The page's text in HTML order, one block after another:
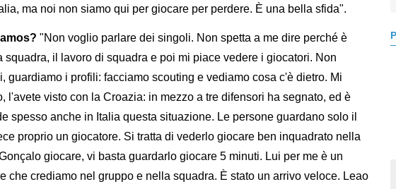
ma noi non siamo qui per giocare per perdere. È una bella sfida".
"Non voglio parlare dei singoli. Non spetta a me dire perché è
squadra, il lavoro di squadra e poi mi piace vedere i giocatori. Non
guardiamo i profili: facciamo scouting e vediamo cosa c'è dietro. Mi
l'avete visto con la Croazia: in mezzo a tre difensori ha segnato, ed è
spesso anche in Italia questa situazione. Le persone guardano solo il
proprio un giocatore. Si tratta di vederlo giocare ben inquadrato nella
giocare, vi basta guardarlo giocare 5 minuti. Lui per me è un
che crediamo nel gruppo e nella squadra. È stato un arrivo veloce. Leao